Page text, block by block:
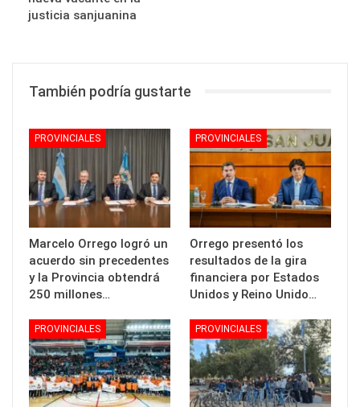
justicia sanjuanina
También podría gustarte
PROVINCIALES
Marcelo Orrego logró un
acuerdo sin precedentes
y la Provincia obtendrá
250 millones…
PROVINCIALES
Orrego presentó los
resultados de la gira
financiera por Estados
Unidos y Reino Unido…
PROVINCIALES PROVINCIALES